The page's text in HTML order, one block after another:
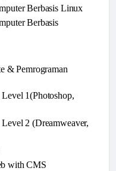
Berbasis Linux
Berbasis
& Pemrograman
1(Photoshop,
2 (Dreamweaver,
with CMS